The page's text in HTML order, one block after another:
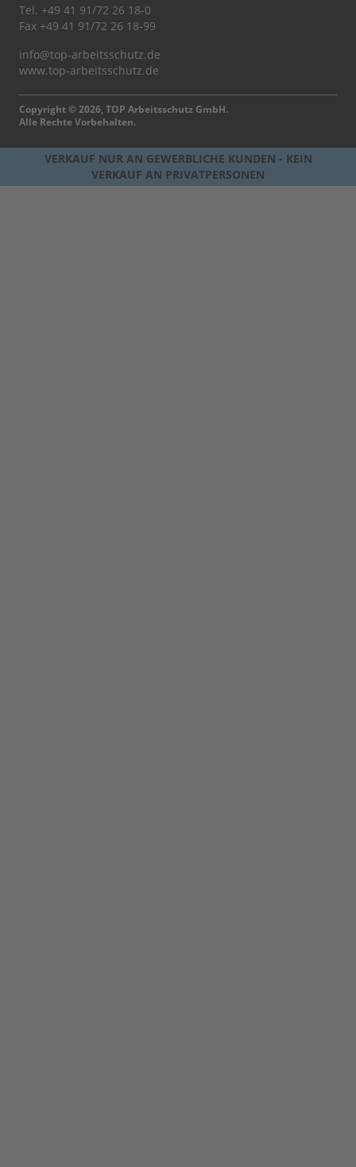
Tel. +49 41 91/72 26 18-0
Fax +49 41 91/72 26 18-99
info@top-arbeitsschutz.de
www.top-arbeitsschutz.de
Copyright © 2026, TOP Arbeitsschutz GmbH.
Alle Rechte Vorbehalten.
VERKAUF NUR AN GEWERBLICHE KUNDEN - KEIN
VERKAUF AN PRIVATPERSONEN